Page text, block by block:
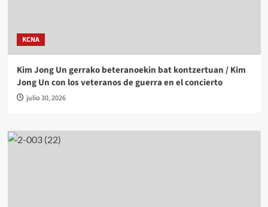
KCNA
Kim Jong Un gerrako beteranoekin bat kontzertuan / Kim
Jong Un con los veteranos de guerra en el concierto
julio 30, 2026